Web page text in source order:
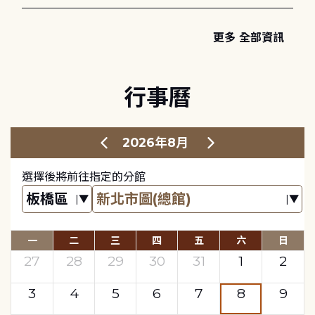
更多 全部資訊
行事曆
2026年8月
選擇後將前往指定的分館
一 二 三 四 五 六 日
27 28 29 30 31 1
2
3
4 5 6 7 8
9